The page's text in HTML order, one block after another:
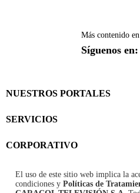
Más contenido en
Síguenos en:
NUESTROS PORTALES
SERVICIOS
CORPORATIVO
El uso de este sitio web implica la
condiciones y Políticas de